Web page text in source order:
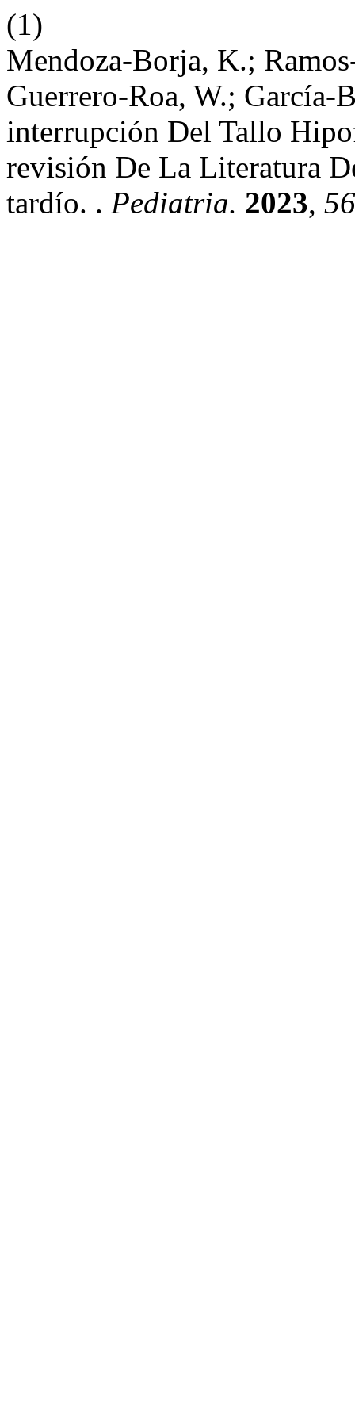
(1)
Mendoza-Borja, K.;
Guerrero-Roa, W.; García-
interrupción Del Tallo
revisión De La Literatura
tardío. . Pediatria. 2023, 56